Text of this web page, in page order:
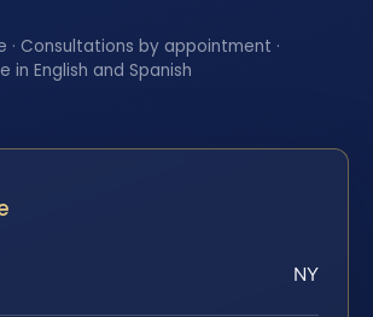
· Consultations by appointment ·
in English and Spanish
NY